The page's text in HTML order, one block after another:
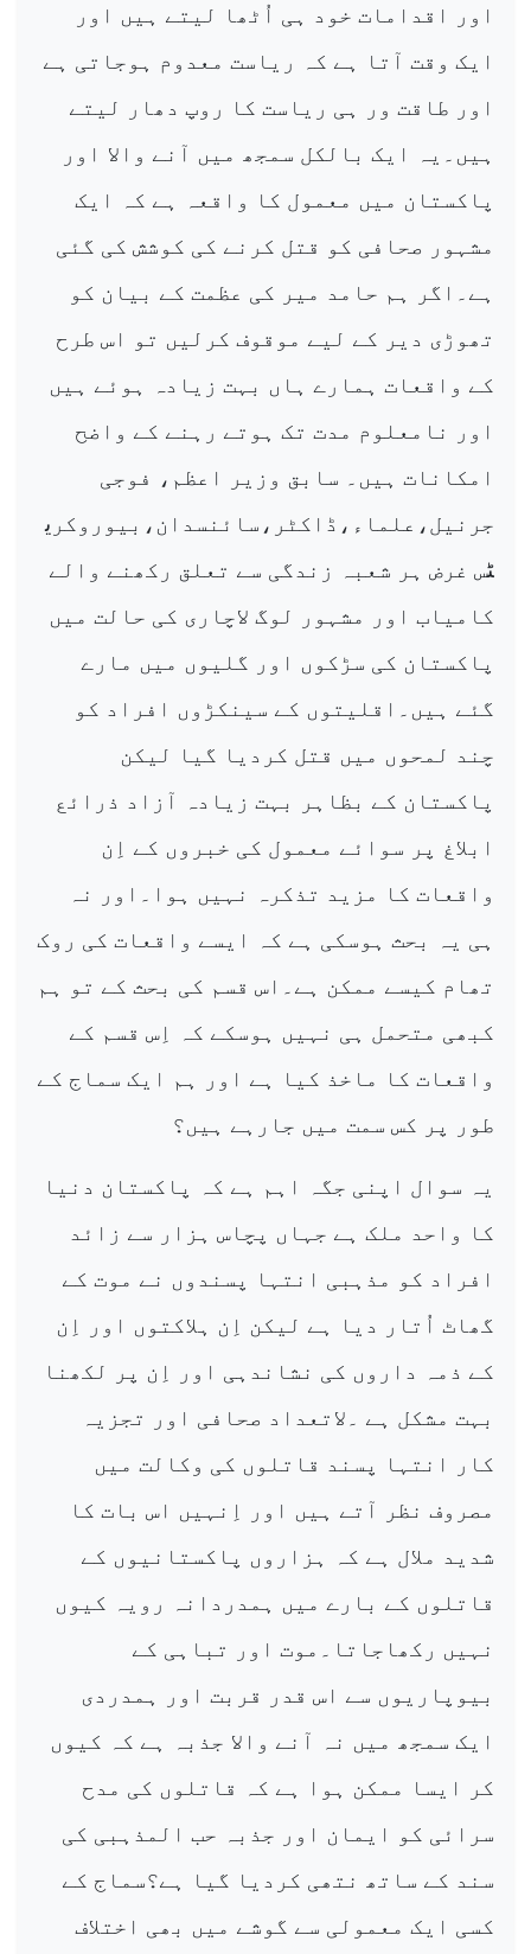
اور اقدامات خود ہی اُٹھا لیتے ہیں اور
ایک وقت آتا ہے کہ ریاست معدوم ہوجاتی ہے
اور طاقت ور ہی ریاست کا روپ دھار لیتے
ہیں۔یہ ایک بالکل سمجھ میں آنے والا اور
پاکستان میں معمول کا واقعہ ہے کہ ایک
مشہور صحافی کو قتل کرنے کی کوشش کی گئی
ہے۔اگر ہم حامد میر کی عظمت کے بیان کو
تھوڑی دیر کے لیے موقوف کرلیں تو اس طرح
کے واقعات ہمارے ہاں بہت زیادہ ہوئے ہیں
اور نامعلوم مدت تک ہوتے رہنے کے واضح
امکانات ہیں۔ سابق وزیر اعظم، فوجی
جرنیل،علماء،ڈاکٹر،سائنسدان،بیوروکری
ٹس غرض ہر شعبہ زندگی سے تعلق رکھنے والے
کامیاب اور مشہور لوگ لاچاری کی حالت میں
پاکستان کی سڑکوں اور گلیوں میں مارے
گئے ہیں۔اقلیتوں کے سینکڑوں افراد کو
چند لمحوں میں قتل کردیا گیا لیکن
پاکستان کے بظاہر بہت زیادہ آزاد ذرائع
ابلاغ پر سوائے معمول کی خبروں کے اِن
واقعات کا مزید تذکرہ نہیں ہوا۔اور نہ
ہی یہ بحث ہوسکی ہے کہ ایسے واقعات کی روک
تھام کیسے ممکن ہے۔اس قسم کی بحث کے تو ہم
کبھی متحمل ہی نہیں ہوسکے کہ اِس قسم کے
واقعات کا ماخذ کیا ہے اور ہم ایک سماج کے
طور پر کس سمت میں جارہے ہیں؟
یہ سوال اپنی جگہ اہم ہے کہ پاکستان دنیا
کا واحد ملک ہے جہاں پچاس ہزار سے زائد
افراد کو مذہبی انتہا پسندوں نے موت کے
گھاٹ اُتار دیا ہے لیکن اِن ہلاکتوں اور اِن
کے ذمہ داروں کی نشاندہی اور اِن پر لکھنا
بہت مشکل ہے ۔لاتعداد صحافی اور تجزیہ
کار انتہا پسند قاتلوں کی وکالت میں
مصروف نظر آتے ہیں اور اِنہیں اس بات کا
شدید ملال ہے کہ ہزاروں پاکستانیوں کے
قاتلوں کے بارے میں ہمدردانہ رویہ کیوں
نہیں رکھاجاتا۔موت اور تباہی کے
بیوپاریوں سے اس قدر قربت اور ہمدردی
ایک سمجھ میں نہ آنے والا جذبہ ہے کہ کیوں
کر ایسا ممکن ہوا ہے کہ قاتلوں کی مدح
سرائی کو ایمان اور جذبہ حب المذہبی کی
سند کے ساتھ نتھی کردیا گیا ہے؟سماج کے
کسی ایک معمولی سے گوشے میں بھی اختلاف